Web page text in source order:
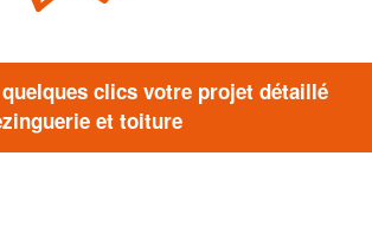
clics votre projet détaillé
et toiture